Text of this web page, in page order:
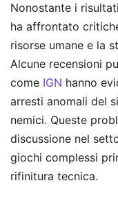
Nonostante i
ha affrontato
risorse umane e la
Alcune recensioni
come IGN hanno
arresti anomali del
nemici. Queste
discussione nel
giochi complessi
rifinitura tecnica.